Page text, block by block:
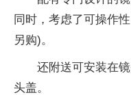
同时，考虑了可操作
另购)。
还附送可安装在
头盖。